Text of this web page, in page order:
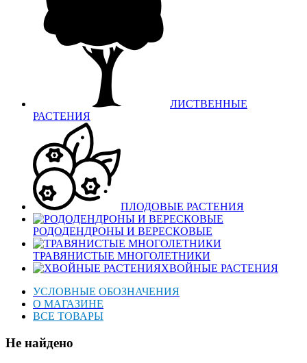
ЛИСТВЕННЫЕ
РАСТЕНИЯ
ПЛОДОВЫЕ РАСТЕНИЯ
РОДОДЕНДРОНЫ И ВЕРЕСКОВЫЕ
ТРАВЯНИСТЫЕ МНОГОЛЕТНИКИ
ХВОЙНЫЕ РАСТЕНИЯ
УСЛОВНЫЕ ОБОЗНАЧЕНИЯ
О МАГАЗИНЕ
ВСЕ ТОВАРЫ
Не найдено